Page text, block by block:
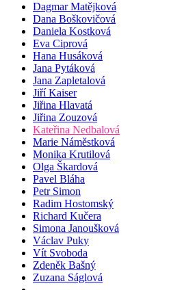
Dagmar Matějková
Dana Boškovičová
Daniela Kostková
Eva Ciprová
Hana Husáková
Jana Pytáková
Jana Zapletalová
Jiří Kaiser
Jiřina Hlavatá
Jiřina Zouzová
Kateřina Nedbalová
Marie Náměstková
Monika Krutilová
Olga Škardová
Pavel Bláha
Petr Simon
Radim Hostomský
Richard Kučera
Simona Janoušková
Václav Puky
Vít Svoboda
Zdeněk Bašný
Zuzana Ságlová